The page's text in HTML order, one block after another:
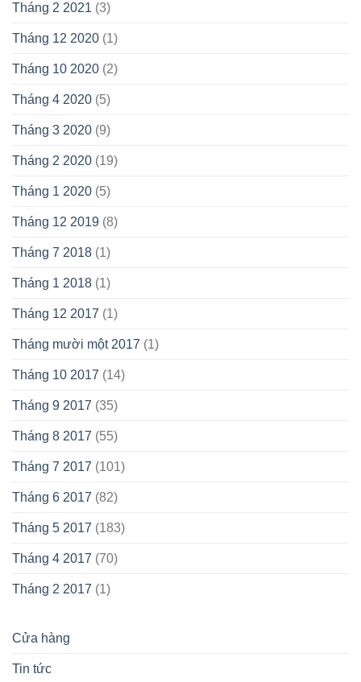
Tháng 2 2021 (3)
Tháng 12 2020 (1)
Tháng 10 2020 (2)
Tháng 4 2020 (5)
Tháng 3 2020 (9)
Tháng 2 2020 (19)
Tháng 1 2020 (5)
Tháng 12 2019 (8)
Tháng 7 2018 (1)
Tháng 1 2018 (1)
Tháng 12 2017 (1)
Tháng mười một 2017 (1)
Tháng 10 2017 (14)
Tháng 9 2017 (35)
Tháng 8 2017 (55)
Tháng 7 2017 (101)
Tháng 6 2017 (82)
Tháng 5 2017 (183)
Tháng 4 2017 (70)
Tháng 2 2017 (1)
Cửa hàng
Tin tức